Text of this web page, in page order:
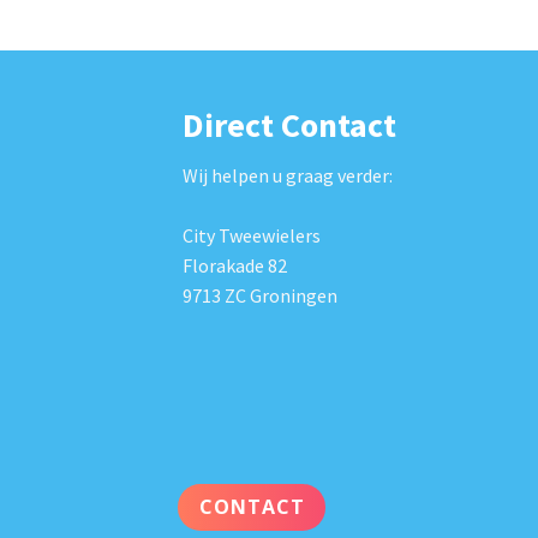
Direct Contact
Wij helpen u graag verder:
City Tweewielers
Florakade 82
9713 ZC Groningen
CONTACT